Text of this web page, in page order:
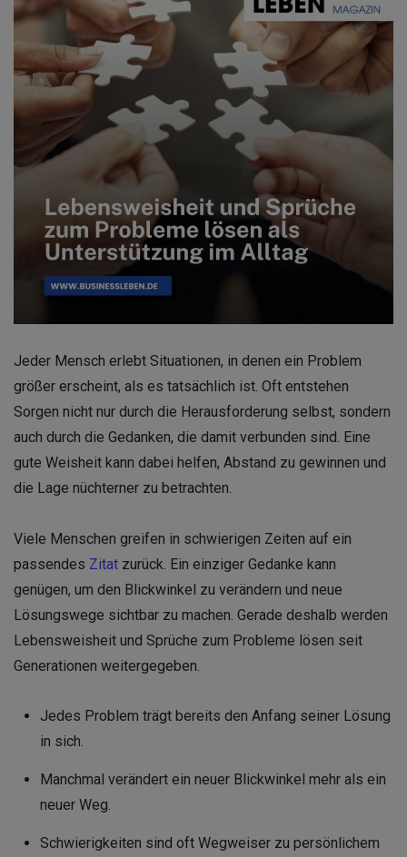
Jeder Mensch erlebt Situationen, in denen ein Problem
größer erscheint, als es tatsächlich ist. Oft entstehen
Sorgen nicht nur durch die Herausforderung selbst, sondern
auch durch die Gedanken, die damit verbunden sind. Eine
gute Weisheit kann dabei helfen, Abstand zu gewinnen und
die Lage nüchterner zu betrachten.
Viele Menschen greifen in schwierigen Zeiten auf ein
passendes Zitat zurück. Ein einziger Gedanke kann
genügen, um den Blickwinkel zu verändern und neue
Lösungswege sichtbar zu machen. Gerade deshalb werden
Lebensweisheit und Sprüche zum Probleme lösen seit
Generationen weitergegeben.
Jedes Problem trägt bereits den Anfang seiner Lösung
in sich.
Manchmal verändert ein neuer Blickwinkel mehr als ein
neuer Weg.
Schwierigkeiten sind oft Wegweiser zu persönlichem